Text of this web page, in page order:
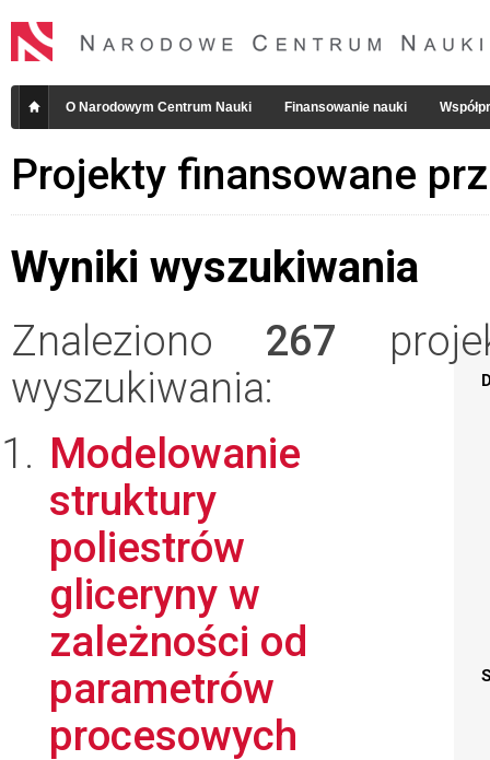
O Narodowym Centrum Nauki Finansowanie nauki
Projekty finansowane
Wyniki wyszukiwania
Znaleziono 267
wyszukiwania:
Modelowanie
struktury
poliestrów
gliceryny w
zależności od
parametrów
procesowych